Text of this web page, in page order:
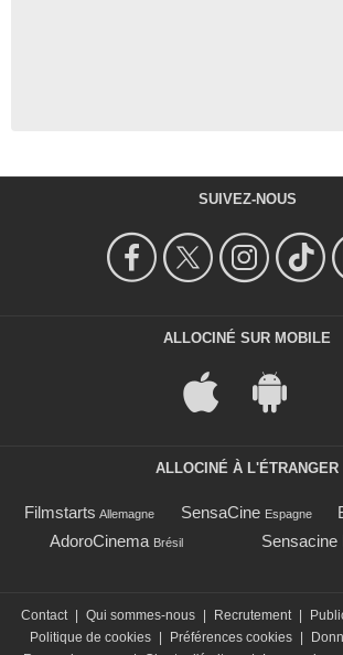
SUIVEZ-NOUS
ALLOCINÉ SUR MOBILE
ALLOCINÉ À L'ÉTRANGER
Filmstarts Allemagne SensaCine Espagne
AdoroCinema Brésil Sensacine
Contact | Qui sommes-nous | Recrutement |
Politique de cookies | Préférences cookies |